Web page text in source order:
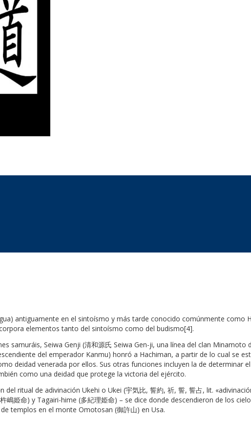
antiguamente en el sintoísmo y más tarde conocido comúnmente como
elementos tanto del sintoísmo como del budismo[4].
samuráis, Seiwa Genji (清和源氏 Seiwa Gen-ji, una línea del clan
del emperador Kanmu) honró a Hachiman, a partir de lo cual se
deidad venerada por ellos. Sus otras funciones incluyen la de determinar
como una deidad que protege la victoria del ejército.
ritual de adivinación Ukehi o Ukei (宇気比, 誓約, 祈, 誓, 誓占, lit.
嶋姫命) y Tagairi-hime (多紀理姫命) – se dice donde descendieron de los
templos en el monte Omotosan (御許山) en Usa.